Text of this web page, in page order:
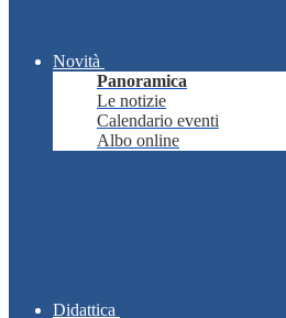
Novità
Panoramica
Le notizie
Calendario eventi
Albo online
Didattica